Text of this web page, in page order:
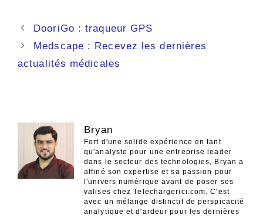
Navigation
des
DooriGo : traqueur GPS
Medscape : Recevez les dernières
actualités médicales
Bryan
Fort d'une solide expérience en tant
qu'analyste pour une entreprise leader
dans le secteur des technologies, Bryan a
affiné son expertise et sa passion pour
l'univers numérique avant de poser ses
valises chez Telechargerici.com. C'est
avec un mélange distinctif de perspicacité
analytique et d'ardeur pour les dernières